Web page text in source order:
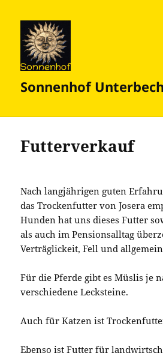
Sonnenhof
Futterverkauf
Nach langjährigen guten
das Trockenfutter von Josera
Hunden hat uns dieses Futter
als auch im Pensionsalltag
Verträglickeit, Fell und
Für die Pferde gibt es Müslis je
verschiedene Lecksteine.
Auch für Katzen ist
Ebenso ist Futter für